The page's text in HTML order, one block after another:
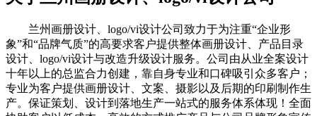
兰州画册设计、logo/vi设计公司致力于为注重“企业形
象”和“品牌气质”的高要求客户提供整体画册设计、产品目录
设计、logo/vi设计与改造升级设计服务。公司由从业全案设计
十年以上的总监合力创建，靠自身专业和口碑吸引众多客户；
专业为客户提供画册设计、文案、摄影以及后期的印刷制作生
产。保证策划、设计到落地生产一站式的服务体系体现！全面